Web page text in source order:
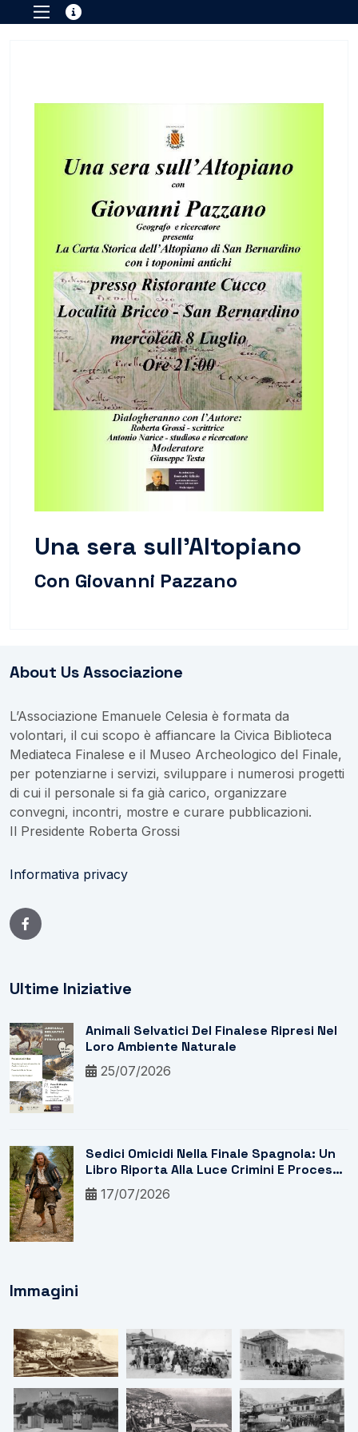
Una sera sull'Altopiano
Con Giovanni Pazzano
About Us Associazione
L’Associazione Emanuele Celesia è formata da
volontari, il cui scopo è affiancare la Civica Biblioteca
Mediateca Finalese e il Museo Archeologico del Finale,
per potenziarne i servizi, sviluppare i numerosi progetti
di cui il personale si fa già carico, organizzare
convegni, incontri, mostre e curare pubblicazioni.
Il Presidente Roberta Grossi
Informativa privacy
Ultime Iniziative
Animali Selvatici Del Finalese Ripresi Nel
Loro Ambiente Naturale
25/07/2026
Sedici Omicidi Nella Finale Spagnola: Un
Libro Riporta Alla Luce Crimini E Processi
Del Marchesato
17/07/2026
Immagini